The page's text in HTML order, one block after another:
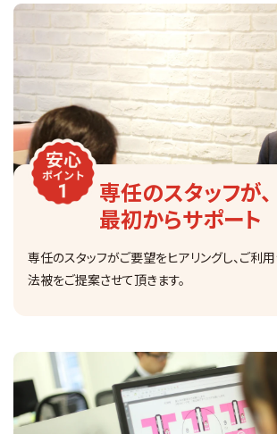
専任のスタッフが、
最初からサポート
専任のスタッフがご要望をヒアリングし、ご利
法被をご提案させて頂きます。